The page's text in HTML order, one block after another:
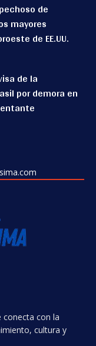
de
mayores
de EE.UU.
de la
por demora en
con la
cultura y